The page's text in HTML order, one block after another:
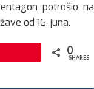
potrošio na
od 16. juna.
0
SHARES